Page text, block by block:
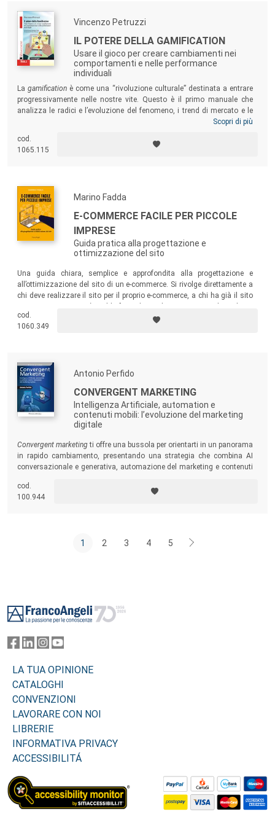
Vincenzo Petruzzi
IL POTERE DELLA GAMIFICATION
Usare il gioco per creare cambiamenti nei
comportamenti e nelle performance
individuali
Lagamification è come una “rivoluzione culturale” destinata a entrare
progressivamente nelle nostre vite. Questo è il primo manuale che
analizza le radici e l’evoluzione del fenomeno, i trend di mercato e le
previsioni di sviluppo, proponendo una raccolta di modelli e casi di
comunicazione in organizzazioni che si trovino a progettare o
implementare strategie di
Scopri di più
cod.
1065.115
Marino Fadda
E-COMMERCE FACILE PER PICCOLE
IMPRESE
Guida pratica alla progettazione e
ottimizzazione del sito
Una guida chiara, semplice e approfondita alla progettazione e
all’ottimizzazione del sito di un e-commerce. Si rivolge direttamente a
chi deve realizzare il sito per il proprio e-commerce, a chi ha già il sito
siti e-commerce per i propri clienti.
cod.
1060.349
Antonio Perfido
CONVERGENT MARKETING
Intelligenza Artificiale, automation e
contenuti mobili: l’evoluzione del marketing
digitale
Convergent marketingti offre una bussola per orientarti in un panorama
in rapido cambiamento, presentando una strategia che combina AI
conversazionale e generativa, automazione del marketing e contenuti
combinando creatività e tecnologia per storie che lasciano il segno nel
futuro dei brand.
cod.
100.944
1 2 3 4 5
LA TUA OPINIONE
CATALOGHI
CONVENZIONI
LAVORARE CON NOI
LIBRERIE
INFORMATIVA PRIVACY
ACCESSIBILITÁ